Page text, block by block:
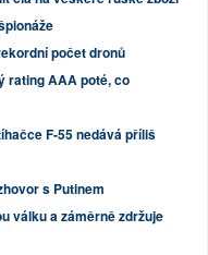
počet dronů
rating AAA poté, co
F-55 nedává příliš
s Putinem
válku a záměrně zdržuje